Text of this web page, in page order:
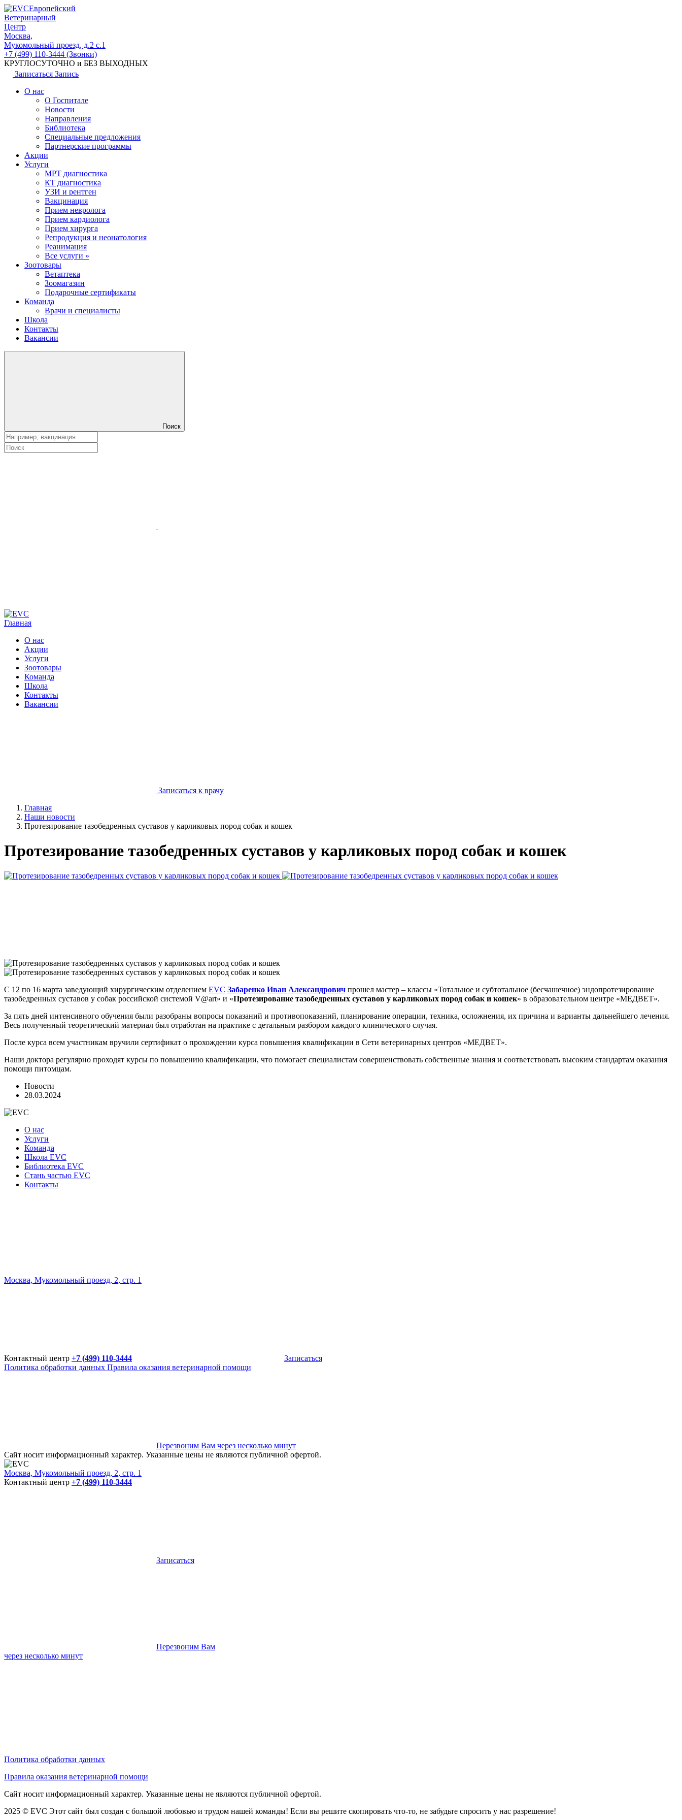
Европейский
Ветеринарный
Центр
Москва,
Мукомольный проезд, д.2 с.1
+7 (499) 110-3444 (Звонки)
КРУГЛОСУТОЧНО и БЕЗ ВЫХОДНЫХ
Записаться Запись
О нас
О Госпитале
Новости
Направления
Библиотека
Специальные предложения
Партнерские программы
Акции
Услуги
МРТ диагностика
КТ диагностика
УЗИ и рентген
Вакцинация
Прием невролога
Прием кардиолога
Прием хирурга
Репродукция и неонатология
Реанимация
Все услуги »
Зоотовары
Ветаптека
Зоомагазин
Подарочные сертификаты
Команда
Врачи и специалисты
Школа
Контакты
Вакансии
Поиск
Главная
О нас
Акции
Услуги
Зоотовары
Команда
Школа
Контакты
Вакансии
Записаться к врачу
Главная
Наши новости
Протезирование тазобедренных суставов у карликовых пород собак и кошек
Протезирование тазобедренных суставов у карликовых пород собак и кошек
С 12 по 16 марта заведующий хирургическим отделением EVC Забаренко Иван Александрович прошел мастер – классы «Тотальное и субтотальное (бесчашечное) эндопротезирование
тазобедренных суставов у собак российской системой V@art» и «Протезирование тазобедренных суставов у карликовых пород собак и кошек» в образовательном центре «МЕДВЕТ».
За пять дней интенсивного обучения были разобраны вопросы показаний и противопоказаний, планирование операции, техника, осложнения, их причина и варианты дальнейшего лечения.
Весь полученный теоретический материал был отработан на практике с детальным разбором каждого клинического случая.
После курса всем участникам вручили сертификат о прохождении курса повышения квалификации в Сети ветеринарных центров «МЕДВЕТ».
Наши доктора регулярно проходят курсы по повышению квалификации, что помогает специалистам совершенствовать собственные знания и соответствовать высоким стандартам оказания
помощи питомцам.
Новости
28.03.2024
О нас
Услуги
Команда
Школа EVC
Библиотека EVC
Стань частью EVC
Контакты
Москва, Мукомольный проезд, 2, стр. 1
Контактный центр +7 (499) 110-3444
Записаться
Политика обработки данных Правила оказания ветеринарной помощи
Перезвоним Вам через несколько минут
Сайт носит информационный характер. Указанные цены не являются публичной офертой.
Москва, Мукомольный проезд, 2, стр. 1
Контактный центр +7 (499) 110-3444
Записаться
Перезвоним Вам
через несколько минут
Политика обработки данных
Правила оказания ветеринарной помощи
Сайт носит информационный характер. Указанные цены не являются публичной офертой.
2025 © EVC Этот сайт был создан с большой любовью и трудом нашей команды! Если вы решите скопировать что-то, не забудьте спросить у нас разрешение!